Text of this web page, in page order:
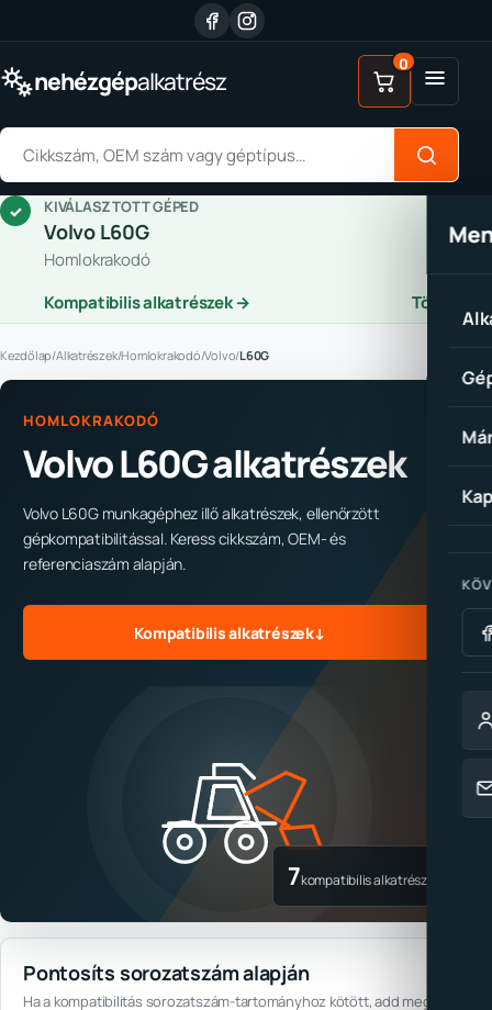
nehézgépalkatrész
Alkatrész keresése
0Menü
✓ KIVÁLASZTOTT GÉPED
Volvo L60G
Homlokrakodó
Kompatibilis alkatrészek →
Törlés
Kezdőlap/Alkatrészek/Homlokrakodó/Volvo/L60G
HOMLOKRAKODÓ
Volvo L60G alkatrészek
Volvo L60G munkagéphez illő alkatrészek, ellenőrzött
gépkompatibilitással. Keress cikkszám, OEM- és
referenciaszám alapján.
Kompatibilis alkatrészek↓
7kompatibilis alkatrész
Pontosíts sorozatszám alapján
Ha a kompatibilitás sorozatszám-tartományhoz kötött, add meg